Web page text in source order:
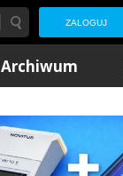
ZALOGUJ
Archiwum